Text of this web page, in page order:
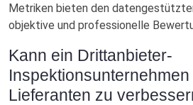
Metriken bieten den
objektive und professionelle
Kann ein Drittanbieter-
Lieferanten zu